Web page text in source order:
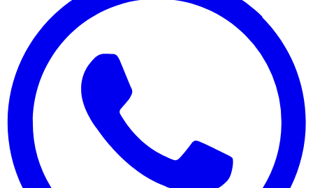
Grêmio